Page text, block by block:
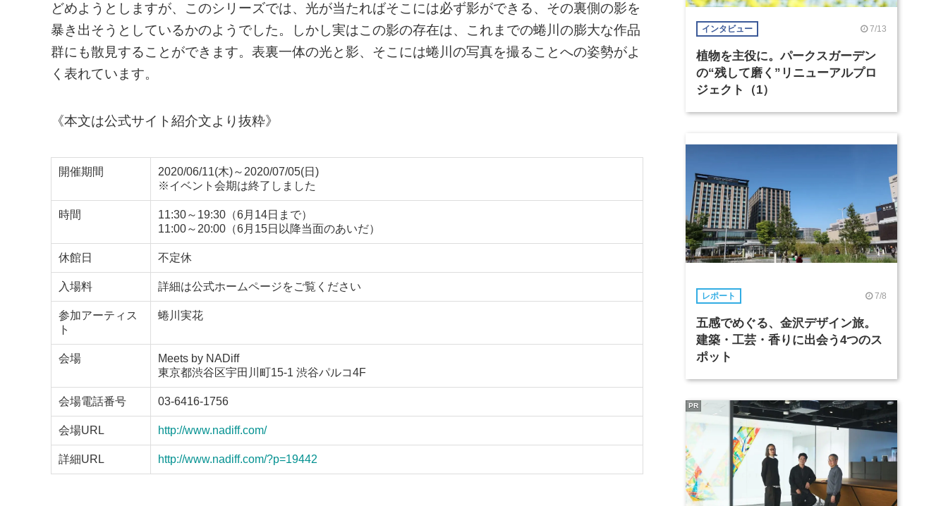
どめようとしますが、このシリーズでは、光が当たればそこには必ず影ができる、その裏側の影を
暴き出そうとしているかのようでした。しかし実はこの影の存在は、これまでの蜷川の膨大な作品
群にも散見することができます。表裏一体の光と影、そこには蜷川の写真を撮ることへの姿勢がよ
く表れています。
《本文は公式サイト紹介文より抜粋》
開催期間
2020/06/11(木)～2020/07/05(日)
※イベント会期は終了しました
時間
11:30～19:30（6月14日まで）
11:00～20:00（6月15日以降当面のあいだ）
休館日 不定休
入場料 詳細は公式ホームページをご覧ください
参加アーティス
ト
蜷川実花
会場
Meets by NADiff
東京都渋谷区宇田川町15-1 渋谷パルコ4F
会場電話番号 03-6416-1756
会場URL http://www.nadiff.com/
詳細URL http://www.nadiff.com/?p=19442
インタビュー 7/13
植物を主役に。パークスガーデン
の“残して磨く”リニューアルプロ
ジェクト（1）
レポート 7/8
五感でめぐる、金沢デザイン旅。
建築・工芸・香りに出会う4つのス
ポット
PR